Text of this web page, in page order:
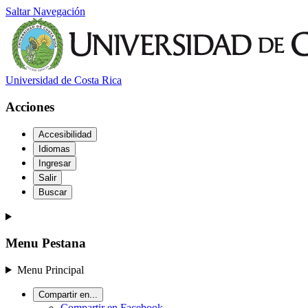
Saltar Navegación
Universidad de Costa Rica
Acciones
Accesibilidad
Idiomas
Ingresar
Salir
Buscar
Menu Pestana
Menu Principal
Compartir en...